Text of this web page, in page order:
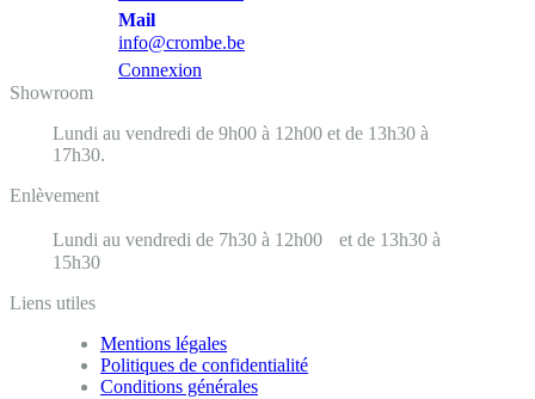
Mail
info@crombe.be
Connexion
Showroom
Lundi au vendredi de 9h00 à 12h00 et de 13h30 à
17h30.
Enlèvement
Lundi au vendredi de 7h30 à 12h00 et de 13h30 à
15h30
Liens utiles
Mentions légales
Politiques de confidentialité
Conditions générales